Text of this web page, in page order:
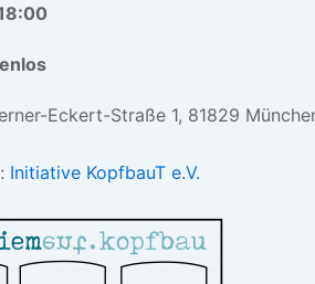
Eckert-Straße 1, 81829
Initiative KopfbauT e.V.